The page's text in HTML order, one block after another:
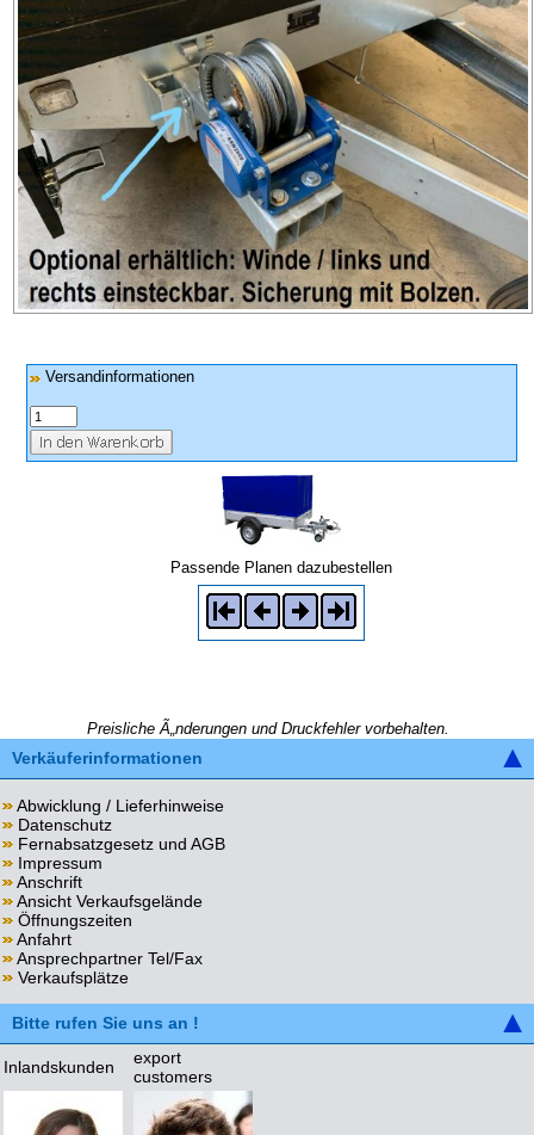
Versandinformationen
Passende Planen dazubestellen
Preisliche Ã„nderungen und Druckfehler vorbehalten.
Verkäuferinformationen
Abwicklung / Lieferhinweise
Datenschutz
Fernabsatzgesetz und AGB
Impressum
Anschrift
Ansicht Verkaufsgelände
Öffnungszeiten
Anfahrt
Ansprechpartner Tel/Fax
Verkaufsplätze
Bitte rufen Sie uns an !
Inlandskunden
export
customers